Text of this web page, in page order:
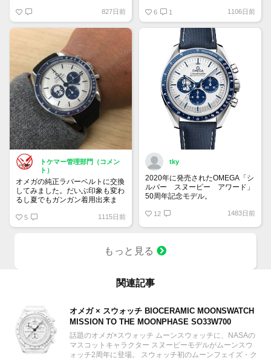
り希望」 予算は120万円です。
宜しくお願い致します。
827日前
は貴重
6 1 1106日前
トケマー管理部門（コメン
ト）
オメガの純正ラバーベルトに交換
してみました。だいぶ印象も変わ
るし夏でもガンガン着用出来ま
5 1115日前
tky
2020年に発売されたOMEGA「シ
ルバー スヌーピー アワード」
50周年記念モデル。
とベゼルやインダイヤルの少し暗
ピーが現れるというユニークなモ
12 1483日前
もっと見る
関連記事
オメガ × スウォッチ BIOCERAMIC MOONSWATCH
MISSION TO THE MOONPHASE SO33W700
話題のオメガ×スウォッチ ムーンスウォッチに、NASAの
マスコットキャラクター スヌーピーモデルがムーンスウ
ォッチ2周年に登場。 スウォッチ初のムーンフェイズ・ク